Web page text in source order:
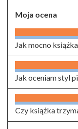
Moja ocena
Jak mocno
Jak oceniam styl
Czy książka